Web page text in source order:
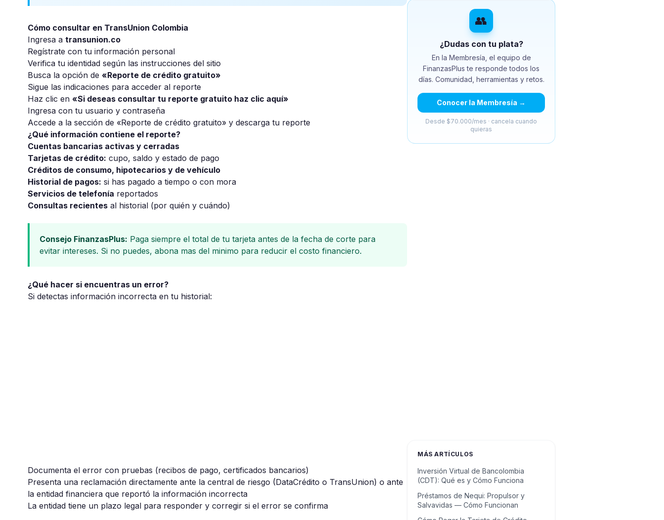
Cómo consultar en TransUnion Colombia
Ingresa a transunion.co
Regístrate con tu información personal
Verifica tu identidad según las instrucciones del sitio
Busca la opción de «Reporte de crédito gratuito»
Sigue las indicaciones para acceder al reporte
Haz clic en «Si deseas consultar tu reporte gratuito haz clic aquí»
Ingresa con tu usuario y contraseña
Accede a la sección de «Reporte de crédito gratuito» y descarga tu reporte
¿Qué información contiene el reporte?
Cuentas bancarias activas y cerradas
Tarjetas de crédito: cupo, saldo y estado de pago
Créditos de consumo, hipotecarios y de vehículo
Historial de pagos: si has pagado a tiempo o con mora
Servicios de telefonía reportados
Consultas recientes al historial (por quién y cuándo)
Consejo FinanzasPlus: Paga siempre el total de tu tarjeta antes de la fecha de corte para
evitar intereses. Si no puedes, abona mas del minimo para reducir el costo financiero.
¿Qué hacer si encuentras un error?
Si detectas información incorrecta en tu historial:
Documenta el error con pruebas (recibos de pago, certificados bancarios)
Presenta una reclamación directamente ante la central de riesgo (DataCrédito o TransUnion) o ante
la entidad financiera que reportó la información incorrecta
La entidad tiene un plazo legal para responder y corregir si el error se confirma
👥
¿Dudas con tu plata?
En la Membresía, el equipo de
FinanzasPlus te responde todos los
días. Comunidad, herramientas y retos.
Conocer la Membresía →
Desde $70.000/mes · cancela cuando
quieras
MÁS ARTÍCULOS
Inversión Virtual de Bancolombia
(CDT): Qué es y Cómo Funciona
Préstamos de Nequi: Propulsor y
Salvavidas — Cómo Funcionan